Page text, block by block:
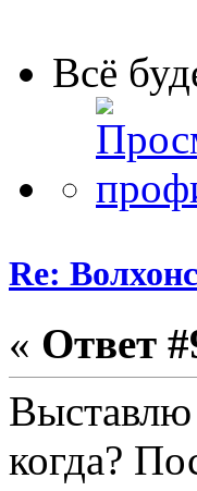
Всё
Re:
« Ответ
Выставлю
когда?